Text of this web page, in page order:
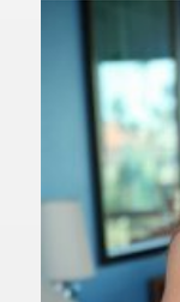
Arabische Kont
Sütünü Içer..
Nascar For
JewJewJew.com